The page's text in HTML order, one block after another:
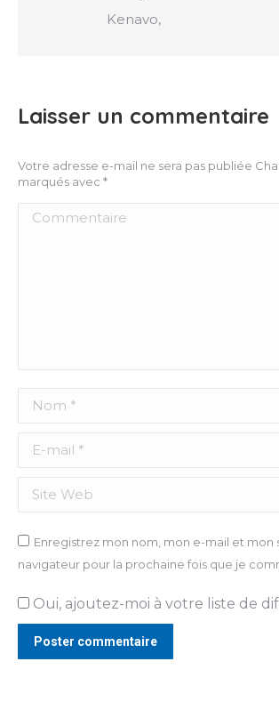
Kenavo,
Laisser un commentaire
Votre adresse e-mail ne sera pas publiée
marqués avec *
Commentaire
Nom *
E-mail *
Site Web
Enregistrez mon nom, mon e-mail et mon
navigateur pour la prochaine fois que je
Oui, ajoutez-moi à votre liste de
Poster commentaire